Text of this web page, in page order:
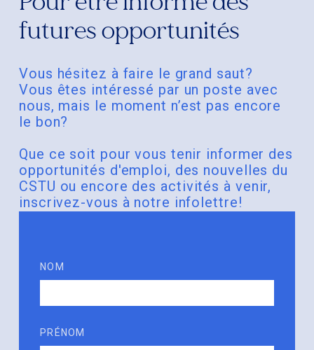
futures opportunités
Vous hésitez à faire le grand saut?
Vous êtes intéressé par un poste avec
nous, mais le moment n’est pas encore
le bon?
Que ce soit pour vous tenir informer des
opportunités d'emploi, des nouvelles du
CSTU ou encore des activités à venir,
inscrivez-vous à notre infolettre!
NOM
PRÉNOM